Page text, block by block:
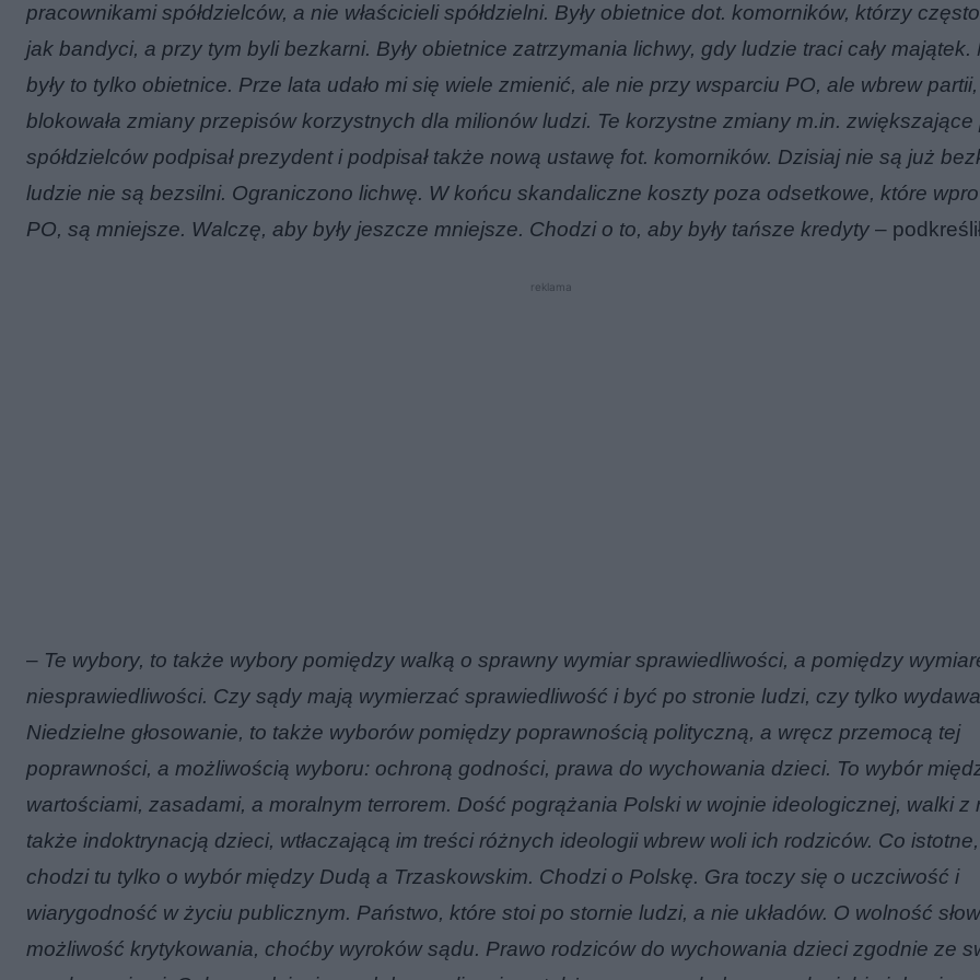
pracownikami spółdzielców, a nie właścicieli spółdzielni. Były obietnice dot. komorników, którzy
jak bandyci, a przy tym byli bezkarni. Były obietnice zatrzymania lichwy, gdy ludzie traci cały majątek.
były to tylko obietnice. Prze lata udało mi się wiele zmienić, ale nie przy wsparciu PO, ale wbrew
blokowała zmiany przepisów korzystnych dla milionów ludzi. Te korzystne zmiany m.in. zwiększające
spółdzielców podpisał prezydent i podpisał także nową ustawę fot. komorników. Dzisiaj nie są już
ludzie nie są bezsilni. Ograniczono lichwę. W końcu skandaliczne koszty poza odsetkowe, które
PO, są mniejsze. Walczę, aby były jeszcze mniejsze. Chodzi o to, aby były tańsze kredyty –
reklama
– Te wybory, to także wybory pomiędzy walką o sprawny wymiar sprawiedliwości, a pomiędzy
niesprawiedliwości. Czy sądy mają wymierzać sprawiedliwość i być po stronie ludzi, czy tylko
Niedzielne głosowanie, to także wyborów pomiędzy poprawnością polityczną, a wręcz przemocą tej
poprawności, a możliwością wyboru: ochroną godności, prawa do wychowania dzieci. To wybór
wartościami, zasadami, a moralnym terrorem. Dość pogrążania Polski w wojnie ideologicznej, walki z
także indoktrynacją dzieci, wtłaczającą im treści różnych ideologii wbrew woli ich rodziców. Co
chodzi tu tylko o wybór między Dudą a Trzaskowskim. Chodzi o Polskę. Gra toczy się o uczciwość i
wiarygodność w życiu publicznym. Państwo, które stoi po stornie ludzi, a nie układów. O wolność
możliwość krytykowania, choćby wyroków sądu. Prawo rodziców do wychowania dzieci zgodnie ze